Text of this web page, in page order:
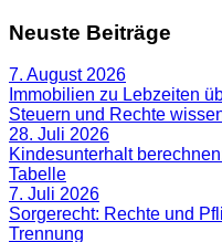
Neuste Beiträge
7. August 2026
Immobilien zu Lebzeiten
Steuern und Rechte
28. Juli 2026
Kindesunterhalt
Tabelle
7. Juli 2026
Sorgerecht: Rechte und
Trennung